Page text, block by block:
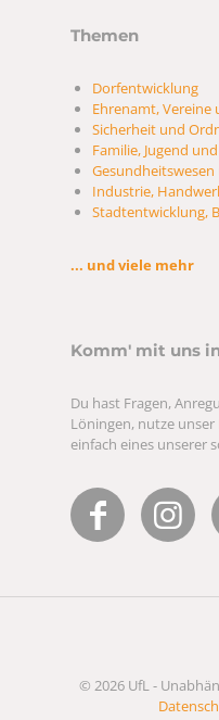
Themen
Dorfentwicklung
Ehrenamt, Vereine
Sicherheit und
Familie, Jugend
Industrie,
Stadtentwicklung,
... und viele mehr
Komm' mit uns
Du hast Fragen,
Löningen, nutze unser
einfach eines unserer
© 2026 UfL -